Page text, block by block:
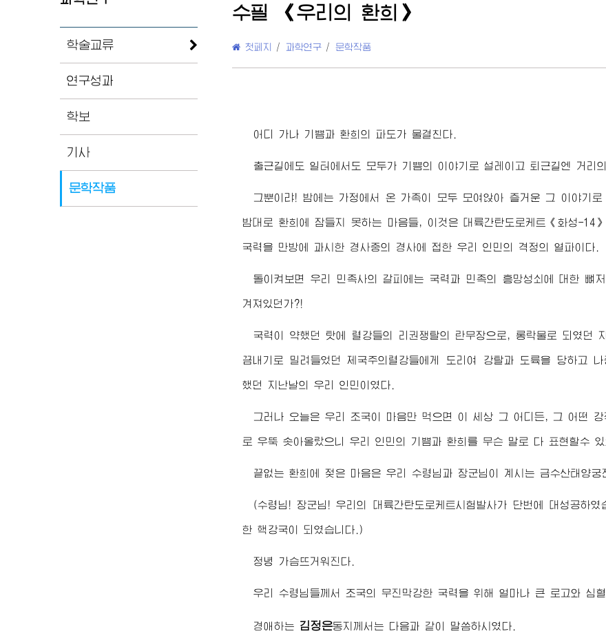
학술교류
연구성과
학보
기사
문학작품
수필 《우리의 환희》
첫페지 / 과학연구 / 문학작품
어디 가나 기쁨과 환희의 파도가 물결친다.
출근길에도 일터에서도 모두가 기쁨의 이야기로 설레이고 퇴근길엔 거리
그뿐이랴! 밤에는 가정에서 온 가족이 모두 모여앉아 즐거운 그 이야기
밤대로 환희에 잠들지 못하는 마음들, 이것은 대륙간탄도로케트《화성-14
국력을 만방에 과시한 경사중의 경사에 접한 우리 인민의 격정의 열파이다.
돌이켜보면 우리 민족사의 갈피에는 국력과 민족의 흥망성쇠에 대한 뼈
겨져있던가?!
국력이 약했던 탓에 렬강들의 리권쟁탈의 란무장으로, 롱락물로 되였던
끔내기로 밀려들었던 제국주의렬강들에게 도리여 강탈과 도륙을 당하고
했던 지난날의 우리 인민이였다.
그러나 오늘은 우리 조국이 마음만 먹으면 이 세상 그 어디든, 그 어떤
로 우뚝 솟아올랐으니 우리 인민의 기쁨과 환희를 무슨 말로 다 표현할수 있
끝없는 환희에 젖은 마음은 우리 수령님 과 장군님 이 계시는 금수산태양궁
( 수령님 !장군님 ! 우리의 대륙간탄도로케트시험발사가 단번에 대성공하
한 핵강국이 되였습니다.)
정녕 가슴뜨거워진다.
우리 수령님 들께서 조국의 무진막강한 국력을 위해 얼마나 큰 로고와 심
경애하는 김정은동지 께서는 다음과 같이 말씀하시였다.